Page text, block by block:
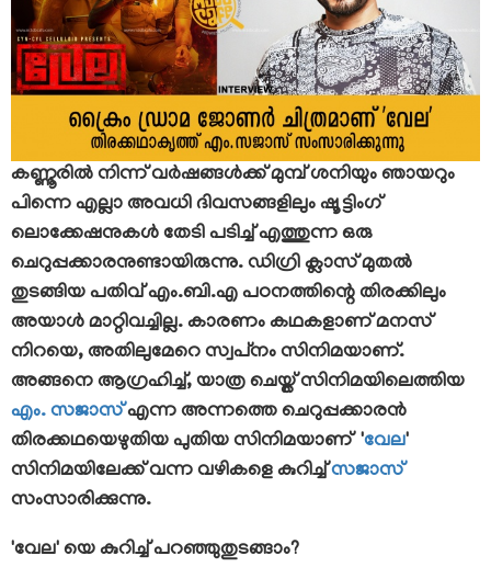
കണ്ണൂരിൽ നിന്ന് വർഷങ്ങൾക്ക് മുമ്പ് ശനിയും ഞായറും
പിന്നെ എല്ലാ അവധി ദിവസങ്ങളിലും ഷൂട്ടിംഗ്
ലൊക്കേഷനുകൾ തേടി പടിച്ച് എത്തുന്ന ഒരു
ചെറുപ്പക്കാരനുണ്ടായിരുന്നു. ഡിഗ്രി ക്ലാസ് മുതൽ
തുടങ്ങിയ പതിവ് എം.ബി.എ പഠനത്തിന്റെ തിരക്കിലും
അയാൾ മാറ്റിവച്ചില്ല. കാരണം കഥകളാണ് മനസ്
നിറയെ, അതിലുമേറെ സ്വപ്‌നം സിനിമയാണ്.
അങ്ങനെ ആഗ്രഹിച്ച്, യാത്ര ചെയ്ത് സിനിമയിലെത്തിയ
എം. സജാസ്എന്ന അന്നത്തെ ചെറുപ്പക്കാരൻ
തിരക്കഥയെഴുതിയ പുതിയ സിനിമയാണ് 'വേല'
സിനിമയിലേക്ക് വന്ന വഴികളെ കുറിച്ച്സജാസ്
സംസാരിക്കുന്നു.
'വേല' യെ കുറിച്ച് പറഞ്ഞുതുടങ്ങാം?